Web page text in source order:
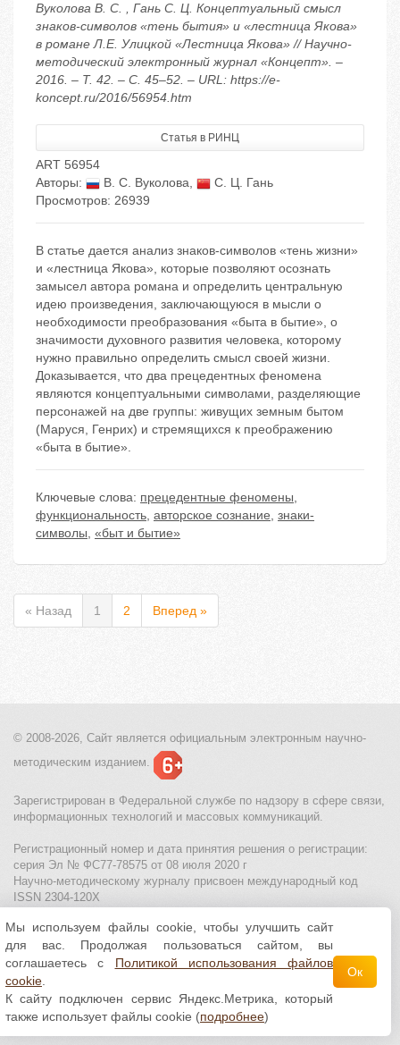
Вуколова В. С. , Гань С. Ц. Концептуальный смысл
знаков-символов «тень бытия» и «лестница Якова»
в романе Л.Е. Улицкой «Лестница Якова» // Научно-
методический электронный журнал «Концепт». –
2016. – Т. 42. – С. 45–52. – URL: https://e-
koncept.ru/2016/56954.htm
Статья в РИНЦ
ART 56954
Авторы:
В. С. Вуколова,
С. Ц. Гань
Просмотров: 26939
В статье дается анализ знаков-символов «тень жизни»
и «лестница Якова», которые позволяют осознать
замысел автора романа и определить центральную
идею произведения, заключающуюся в мысли о
необходимости преобразования «быта в бытие», о
значимости духовного развития человека, которому
нужно правильно определить смысл своей жизни.
Доказывается, что два прецедентных феномена
являются концептуальными символами, разделяющие
персонажей на две группы: живущих земным бытом
(Маруся, Генрих) и стремящихся к преображению
«быта в бытие».
Ключевые слова: прецедентные феномены,
функциональность, авторское сознание, знаки-
символы, «быт и бытие»
« Назад 1 2 Вперед »
© 2008-2026, Сайт является официальным электронным научно-
методическим изданием.
Зарегистрирован в Федеральной службе по надзору в сфере связи,
информационных технологий и массовых коммуникаций.
Регистрационный номер и дата принятия решения о регистрации:
серия Эл № ФС77-78575 от 08 июля 2020 г
Научно-методическому журналу присвоен международный код
ISSN 2304-120X
МЦИТО|Школьные олимпиады и онлайн конкурсы для детей
Политика использования файлов cookie| Политика обработки и
защиты персональных данных
Все материалы доступны полицензии Creative
Commons С указанием авторства 4.0 Всемирная
Мы используем файлы cookie, чтобы улучшить сайт
для вас. Продолжая пользоваться сайтом, вы
соглашаетесь с Политикой использования файлов
cookie
К сайту подключен сервис Яндекс.Метрика, который
также использует файлы cookie (подробнее)
Ок